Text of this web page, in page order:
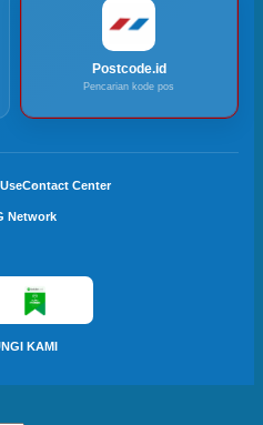
Postcode.id
Pencarian kode pos
Contact Center
Network
KAMI